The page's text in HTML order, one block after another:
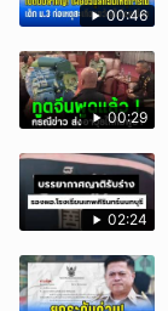
00:46
00:29
02:24